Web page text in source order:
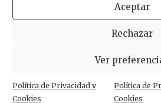
Aceptar
Rechazar
Ver
Política de Privacidad y
Cookies
Política de
Cookies
Copyright © Clínica Dra. Olga Cabezuelo
Aviso legal|Política de
POWERED BYWHITE